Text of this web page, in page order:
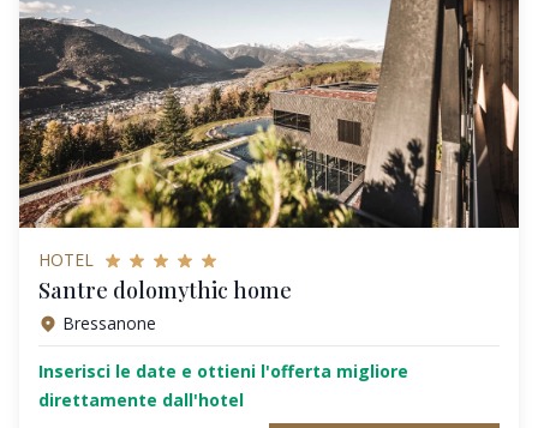
HOTEL
Santre dolomythic home
Bressanone
Inserisci le date e ottieni l'offerta migliore
direttamente dall'hotel